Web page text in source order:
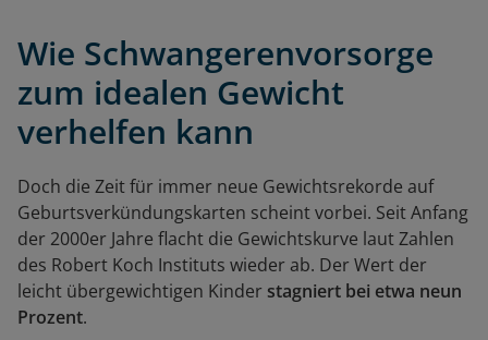
Wie Schwangerenvorsorge
zum idealen Gewicht
verhelfen kann
Doch die Zeit für immer neue Gewichtsrekorde auf
Geburtsverkündungskarten scheint vorbei. Seit Anfang
der 2000er Jahre flacht die Gewichtskurve laut Zahlen
des Robert Koch Instituts wieder ab. Der Wert der
leicht übergewichtigen Kinder stagniert bei etwa neun
Prozent.